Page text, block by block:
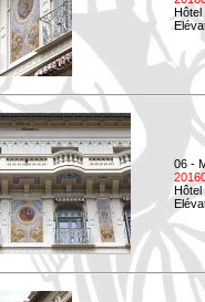
Hôtel
06 -
Hôtel